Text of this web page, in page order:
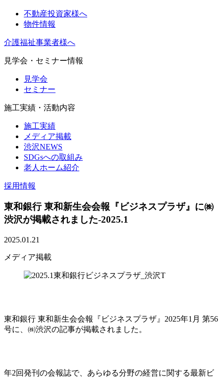
不動産投資家様へ
物件情報
介護福祉事業者様へ
見学会・セミナー情報
見学会
セミナー
施工実績・活動内容
施工実績
メディア掲載
渋沢NEWS
SDGsへの取組み
老人ホーム紹介
採用情報
東和銀行 東和新生会会報『ビジネスプラザ』に㈱
渋沢が掲載されました-2025.1
2025.01.21
メディア掲載
東和銀行 東和新生会会報『ビジネスプラザ』2025年1月 第56
号に、㈱渋沢の記事が掲載されました。
年2回発刊の会報誌で、あらゆる分野の経営に関する最新ビ